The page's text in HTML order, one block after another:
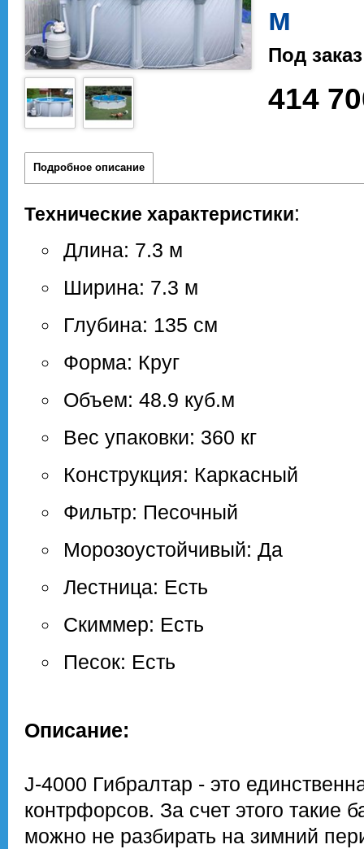
м
Под
414
Подробное описание
Технические характеристики:
Длина: 7.3 м
Ширина: 7.3 м
Глубина: 135 см
Форма: Круг
Объем: 48.9 куб.м
Вес упаковки: 360 кг
Конструкция: Каркасный
Фильтр: Песочный
Морозоустойчивый: Да
Лестница: Есть
Скиммер: Есть
Песок: Есть
Описание:
J-4000 Гибралтар - это
контрфорсов. За счет этого
можно не разбирать на зимний